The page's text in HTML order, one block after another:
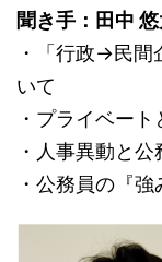
聞き手：田中
・「行政→民間
いて
・プライベー
・人事異動と
・公務員の『強